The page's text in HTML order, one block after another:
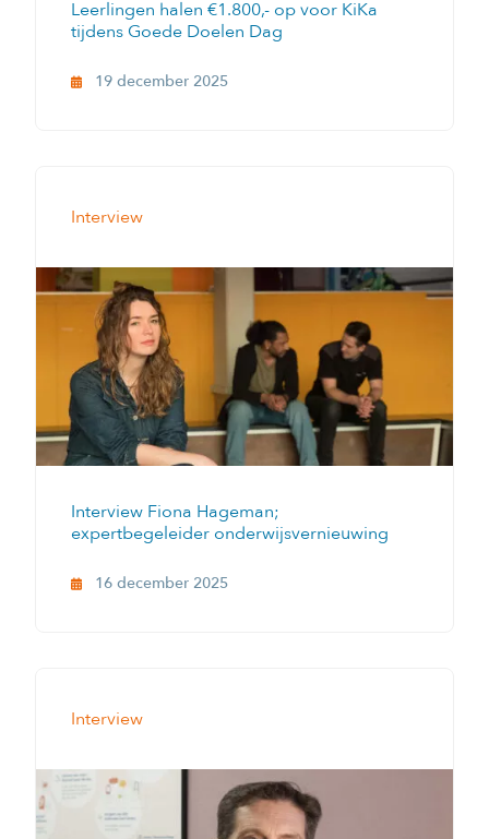
Leerlingen halen €1.800,- op voor KiKa
tijdens Goede Doelen Dag
19 december 2025
Interview
Interview Fiona Hageman;
expertbegeleider onderwijsvernieuwing
16 december 2025
Interview